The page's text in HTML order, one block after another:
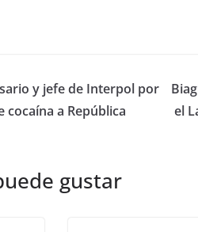
y jefe de Interpol por
cocaína a República
el
gustar